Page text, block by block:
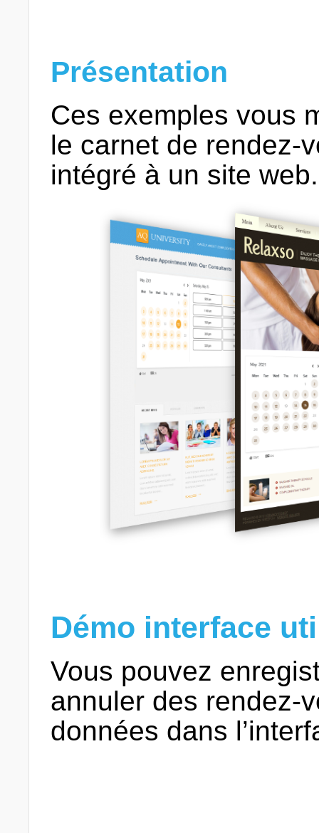
Présentation
Ces exemples vous
le carnet de rendez-
intégré à un site web.
Démo interface
Vous pouvez
annuler des rendez-
données dans